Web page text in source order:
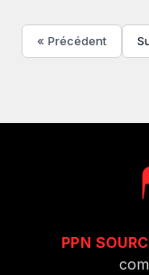
« Précédent
PPN